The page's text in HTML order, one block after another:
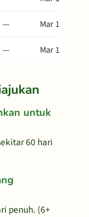
—
Mar 16
— Mar 16
untuk
60 hari
penuh. (6+